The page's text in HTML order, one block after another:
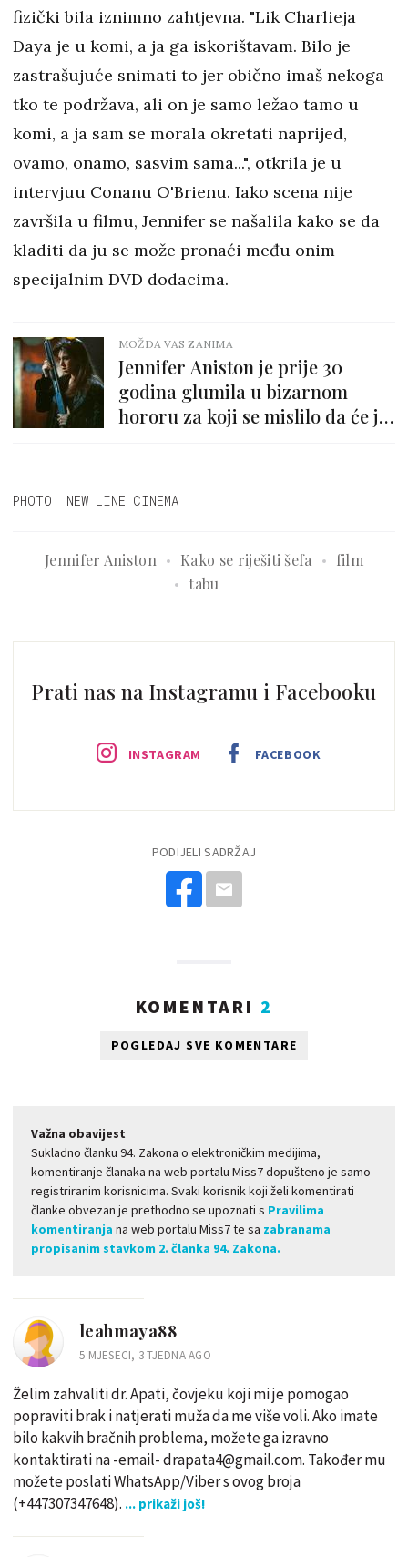
fizički bila iznimno zahtjevna. "Lik Charlieja
Daya je u komi, a ja ga iskorištavam. Bilo je
zastrašujuće snimati to jer obično imaš nekoga
tko te podržava, ali on je samo ležao tamo u
komi, a ja sam se morala okretati naprijed,
ovamo, onamo, sasvim sama...", otkrila je u
intervjuu Conanu O'Brienu. Iako scena nije
završila u filmu, Jennifer se našalila kako se da
kladiti da ju se može pronaći među onim
specijalnim DVD dodacima.
MOŽDA VAS ZANIMA
Jennifer Aniston je prije 30
godina glumila u bizarnom
hororu za koji se mislilo da će joj
PHOTO: NEW LINE CINEMA
Jennifer Aniston Kako se riješiti šefa
film
tabu
Prati nas na Instagramu i Facebooku
INSTAGRAM FACEBOOK
PODIJELI SADRŽAJ
KOMENTARI 2
POGLEDAJ SVE KOMENTARE
Važna obavijest
Sukladno članku 94. Zakona o elektroničkim medijima,
komentiranje članaka na web portalu Miss7 dopušteno je samo
registriranim korisnicima. Svaki korisnik koji želi komentirati
članke obvezan je prethodno se upoznati s Pravilima
komentiranja na web portalu Miss7 te sa zabranama
propisanim stavkom 2. članka 94. Zakona.
leahmaya88
5 MJESECI, 3 TJEDNA AGO
Želim zahvaliti dr. Apati, čovjeku koji mi je pomogao
popraviti brak i natjerati muža da me više voli. Ako imate
bilo kakvih bračnih problema, možete ga izravno
kontaktirati na -email- drapata4@gmail.com. Također mu
možete poslati WhatsApp/Viber s ovog broja
(+447307347648). ... prikaži još!